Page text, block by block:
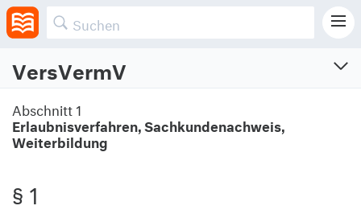
VersVermV
Verordnung über die Versicherungsvermittlung und -beratung
Vom 17.12.2018 (BGBl. I S. 2483; 2019 S. 411)
Abschnitt 1
Erlaubnisverfahren, Sachkundenachweis,
Weiterbildung
§ 1